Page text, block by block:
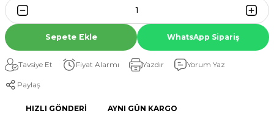
Sepete Ekle WhatsApp Sipariş
Tavsiye Et Fiyat Alarmı Yazdır Yorum Yaz
Paylaş
HIZLI GÖNDERI AYNI GÜN KARGO